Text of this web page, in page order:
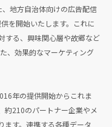
、地方自治体向けの広告配信
を開始いたします。これに
する、興味関心層や故郷など
、効果的なマーケティング
年の提供開始からこれま
約210のパートナー企業やメ
ます。連携する各種データ